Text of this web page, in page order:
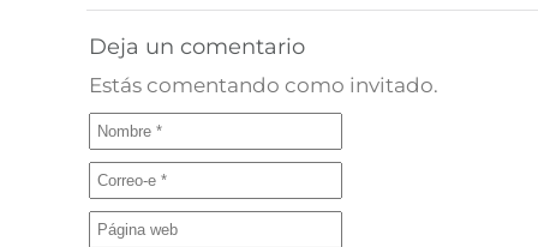
Deja un comentario
Estás comentando como invitado.